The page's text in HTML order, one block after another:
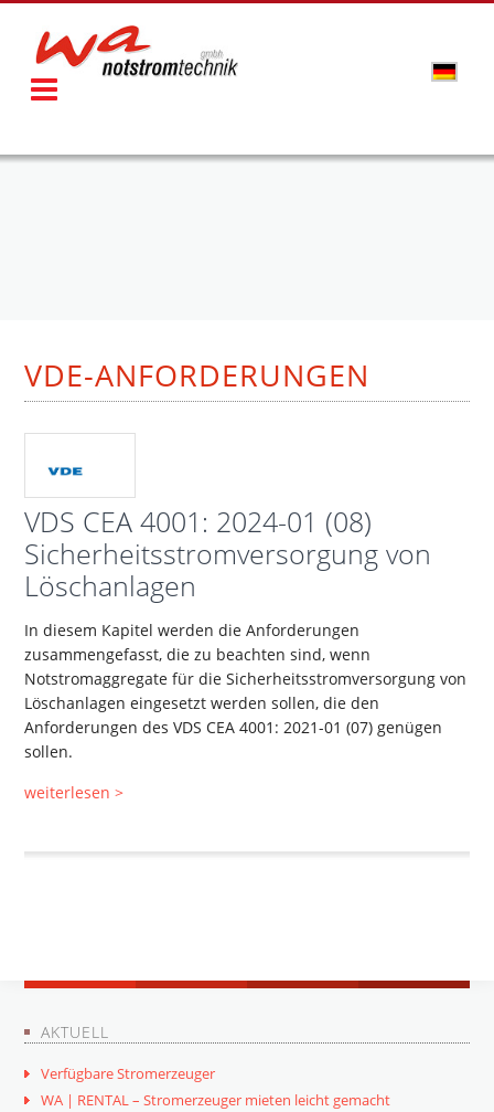
VDE-ANFORDERUNGEN
VDS CEA 4001: 2024-01 (08)
Sicherheitsstromversorgung von
Löschanlagen
In diesem Kapitel werden die Anforderungen
zusammengefasst, die zu beachten sind, wenn
Notstromaggregate für die Sicherheitsstromversorgung von
Löschanlagen eingesetzt werden sollen, die den
Anforderungen des VDS CEA 4001 : 2021-01 (07)genügen
sollen.
weiterlesen >
AKTUELL
Verfügbare Stromerzeuger
WA | RENTAL – Stromerzeuger mieten leicht gemacht